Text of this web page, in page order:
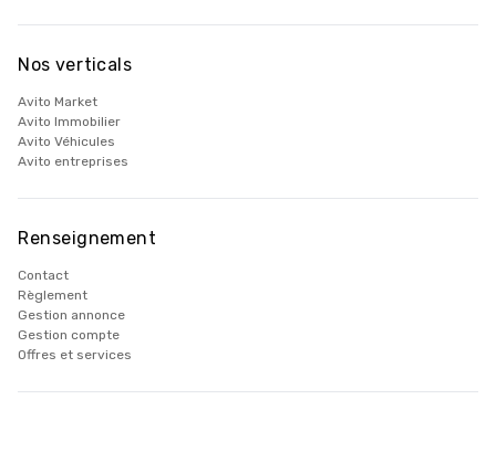
Nos verticals
Avito Market
Avito Immobilier
Avito Véhicules
Avito entreprises
Renseignement
Contact
Règlement
Gestion annonce
Gestion compte
Offres et services